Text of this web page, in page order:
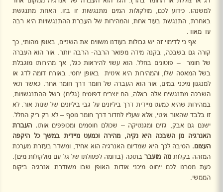
למשנהו. כידוע לכם, מולקולות המים מתנגשות זו בזו. האחת מתנגשת
באחרת, התנגשת בעוד אחת, והמהירות של העברת ההתנגשויות היא רבה
עד מאוד.
אף כי לדימוי זה יש גבולות בעודנו משווים את השניים, באופן מהותי, כך
קורה גם בשבכה, בקנה מידה מפואר הרבה- הרבה יותר. אור הוא העברה
של חומר
– פוטונים בחלל. הוא עשוי להיראות כגל, אך מהירותו מוגבלת
בשל המאסה שלו, והמהירות היא איטית
באופן יחסי. באורח דומה לדג או
למנגנון מיכני במים, אור הוא העברה של חומר דרך חומר אחר. כאשר תאי
השבכה מתנגשים אלה באלה, הם יוצרים דפוסים (גלים) בשל ההתנגשויות,
במהירות שהיא כמעט מיידית דרך ביליונים על גבי ביליונים של שנות אור. לא
זו בלבד שהאור איטי, אלא שעליו לחדור דרך חומר נוסף – לא רק ריק החלל.
ישנם גם אבק, גזים ומגנטיקה – שכולם חוסמים ומכופפים אותו. העברת
האנרגיה מן השבכה היא נקיה, מהירה וכמעט מיידית במשך כל היקפה
העצום. הסיבה לכך היא שמדיום האנרגיה הוא אחיד, ומשדר בעזרת מערכת
המזהה בקלותמה מועברבתוכה (בדומה לפעולתו של גל עם מולקולות מים).
כעת מסרנו לכם ייחוס מיכני אודות האופן שבו משודרת אנרגיה ביקום
הממשי.